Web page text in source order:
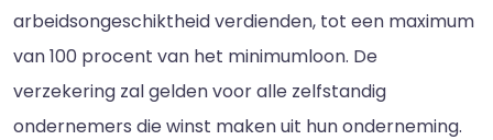
arbeidsongeschiktheid verdienden, tot een maximum
van 100 procent van het minimumloon. De
verzekering zal gelden voor alle zelfstandig
ondernemers die winst maken uit hun onderneming.